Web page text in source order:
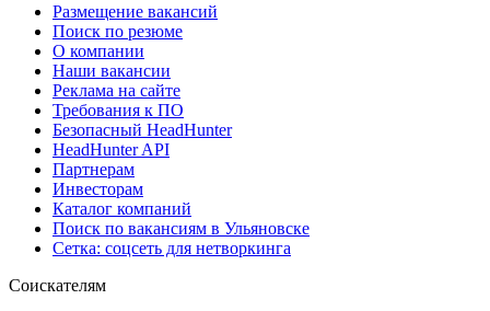
Размещение вакансий
Поиск по резюме
О компании
Наши вакансии
Реклама на сайте
Требования к ПО
Безопасный HeadHunter
HeadHunter API
Партнерам
Инвесторам
Каталог компаний
Поиск по вакансиям в Ульяновске
Сетка: соцсеть для нетворкинга
Соискателям